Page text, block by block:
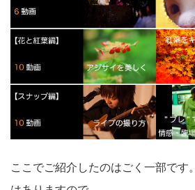
ここでご紹介したのはごく一部です。